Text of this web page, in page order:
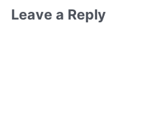
Leave a Reply